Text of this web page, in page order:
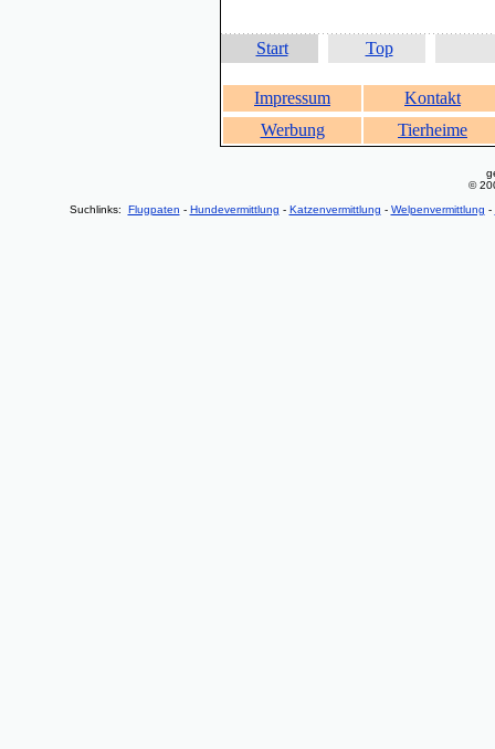
Start Top
Impressum
Kontakt
Werbung
Tierheime
©
Suchlinks: Flugpaten - Hundevermittlung - Katzenvermittlung - Welpenvermittlung -